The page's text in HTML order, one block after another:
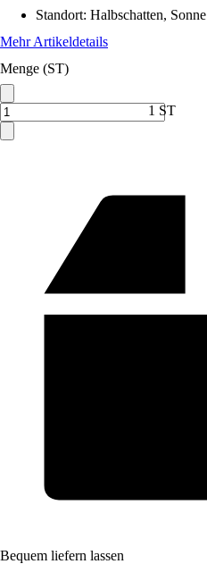
Standort: Halbschatten, Sonne
Mehr Artikeldetails
Menge (ST)
1 ST
Bequem liefern lassen